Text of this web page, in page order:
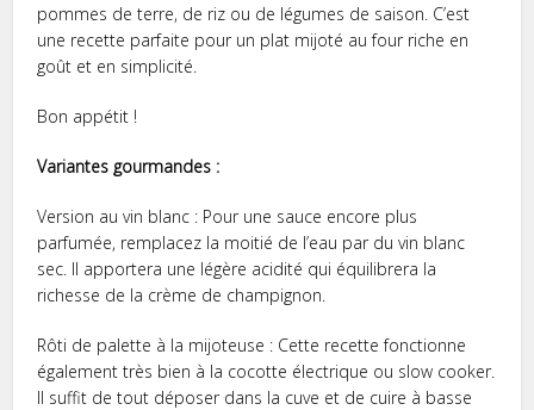
pommes de terre, de riz ou de légumes de saison. C’est
une recette parfaite pour un plat mijoté au four riche en
goût et en simplicité.
Bon appétit !
Variantes gourmandes :
Version au vin blanc : Pour une sauce encore plus
parfumée, remplacez la moitié de l’eau par du vin blanc
sec. Il apportera une légère acidité qui équilibrera la
richesse de la crème de champignon.
Rôti de palette à la mijoteuse : Cette recette fonctionne
également très bien à la cocotte électrique ou slow cooker.
Il suffit de tout déposer dans la cuve et de cuire à basse